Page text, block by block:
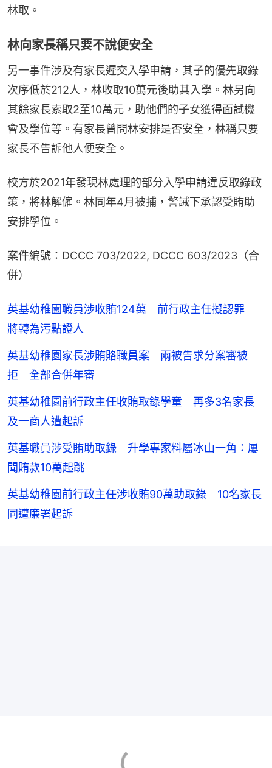
林取。
林向家長稱只要不說便安全
另一事件涉及有家長遲交入學申請，其子的優先取錄
次序低於212人，林收取10萬元後助其入學。林另向
其餘家長索取2至10萬元，助他們的子女獲得面試機
會及學位等。有家長曾問林安排是否安全，林稱只要
家長不告訴他人便安全。
校方於2021年發現林處理的部分入學申請違反取錄政
策，將林解僱。林同年4月被捕，警誡下承認受賄助
安排學位。
案件編號：DCCC 703/2022, DCCC 603/2023（合
併）
英基幼稚園職員涉收賄124萬 前行政主任擬認罪
將轉為污點證人
英基幼稚園家長涉賄賂職員案 兩被告求分案審被
拒 全部合併年審
英基幼稚園前行政主任收賄取錄學童 再多3名家長
及一商人遭起訴
英基職員涉受賄助取錄 升學專家料屬冰山一角：屢
聞賄款10萬起跳
英基幼稚園前行政主任涉收賄90萬助取錄 10名家長
同遭廉署起訴